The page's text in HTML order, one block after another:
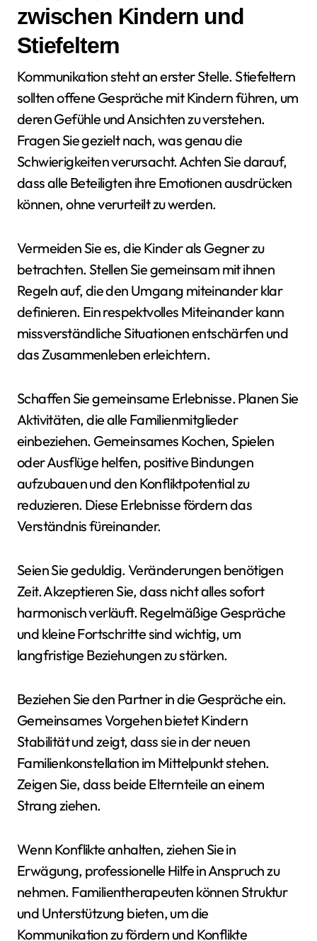
zwischen Kindern und
Stiefeltern
Kommunikation steht an erster Stelle. Stiefeltern
sollten offene Gespräche mit Kindern führen, um
deren Gefühle und Ansichten zu verstehen.
Fragen Sie gezielt nach, was genau die
Schwierigkeiten verursacht. Achten Sie darauf,
dass alle Beteiligten ihre Emotionen ausdrücken
können, ohne verurteilt zu werden.
Vermeiden Sie es, die Kinder als Gegner zu
betrachten. Stellen Sie gemeinsam mit ihnen
Regeln auf, die den Umgang miteinander klar
definieren. Ein respektvolles Miteinander kann
missverständliche Situationen entschärfen und
das Zusammenleben erleichtern.
Schaffen Sie gemeinsame Erlebnisse. Planen Sie
Aktivitäten, die alle Familienmitglieder
einbeziehen. Gemeinsames Kochen, Spielen
oder Ausflüge helfen, positive Bindungen
aufzubauen und den Konfliktpotential zu
reduzieren. Diese Erlebnisse fördern das
Verständnis füreinander.
Seien Sie geduldig. Veränderungen benötigen
Zeit. Akzeptieren Sie, dass nicht alles sofort
harmonisch verläuft. Regelmäßige Gespräche
und kleine Fortschritte sind wichtig, um
langfristige Beziehungen zu stärken.
Beziehen Sie den Partner in die Gespräche ein.
Gemeinsames Vorgehen bietet Kindern
Stabilität und zeigt, dass sie in der neuen
Familienkonstellation im Mittelpunkt stehen.
Zeigen Sie, dass beide Elternteile an einem
Strang ziehen.
Wenn Konflikte anhalten, ziehen Sie in
Erwägung, professionelle Hilfe in Anspruch zu
nehmen. Familientherapeuten können Struktur
und Unterstützung bieten, um die
Kommunikation zu fördern und Konflikte